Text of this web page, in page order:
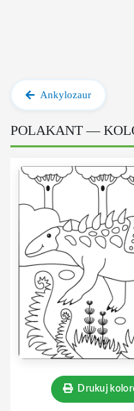
Ankylozaur
POLAKANT —
Drukuj